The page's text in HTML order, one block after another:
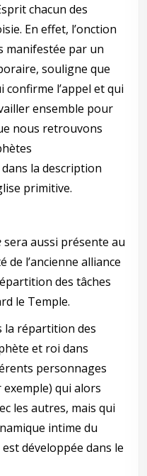
chacun des
En effet, l’onction
manifestée par un
souligne que
confirme l’appel et qui
ensemble pour
nous retrouvons
la description
primitive.
sera aussi présente au
de l’ancienne alliance
des tâches
le Temple.
la répartition des
et roi dans
personnages
qui alors
les autres, mais qui
intime du
développée dans le